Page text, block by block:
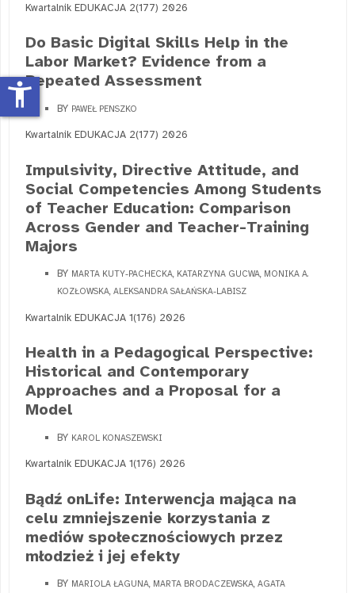
Kwartalnik EDUKACJA 2(177) 2026
Do Basic Digital Skills Help in the
Labor Market? Evidence from a
Repeated Assessment
BY PAWEŁ PENSZKO
Kwartalnik EDUKACJA 2(177) 2026
Impulsivity, Directive Attitude, and
Social Competencies Among Students
of Teacher Education: Comparison
Across Gender and Teacher-Training
Majors
BY MARTA KUTY-PACHECKA, KATARZYNA GUCWA, MONIKA A.
KOZŁOWSKA, ALEKSANDRA SAŁAŃSKA-LABISZ
Kwartalnik EDUKACJA 1(176) 2026
Health in a Pedagogical Perspective:
Historical and Contemporary
Approaches and a Proposal for a
Model
BY KAROL KONASZEWSKI
Kwartalnik EDUKACJA 1(176) 2026
Bądź onLife: Interwencja mająca na
celu zmniejszenie korzystania z
mediów społecznościowych przez
młodzież i jej efekty
BY MARIOLA ŁAGUNA, MARTA BRODACZEWSKA, AGATA
accessibility_new